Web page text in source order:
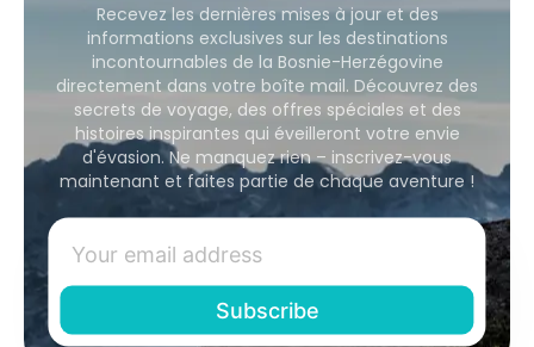
Recevez les dernières mises à jour et des
informations exclusives sur les destinations
incontournables de la Bosnie-Herzégovine
directement dans votre boîte mail. Découvrez des
secrets de voyage, des offres spéciales et des
histoires inspirantes qui éveilleront votre envie
d'évasion. Ne manquez rien – inscrivez-vous
maintenant et faites partie de chaque aventure !